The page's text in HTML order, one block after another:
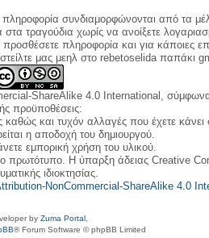
συνδιαμορφώνονται από τα
στα τραγούδια χωρίς να ανοίξετε
πληροφορία και για κάποιες
μας μεηλ στο rebetoselida παπάκι
ShareAlike 4.0 International, σύμφωνα
προϋποθέσεις:
και τυχόν αλλαγές που έχετε
η αποδοχή του δημιουργού.
εμπορική χρήση του υλικού.
Η ύπαρξη άδειας Creative
ιδιοκτησίας.
NonCommercial-ShareAlike 4.0
by Zuma Portal
® Forum Software © phpBB Limited